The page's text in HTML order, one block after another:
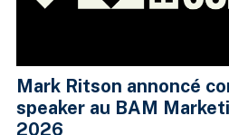
Mark Ritson annoncé
speaker au BAM
2026